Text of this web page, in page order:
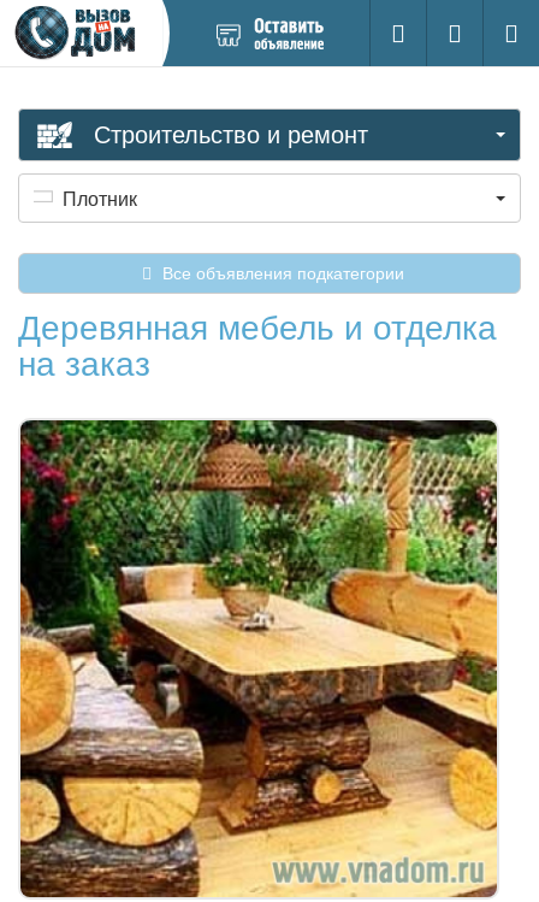
новое
Поиск
Вход на
Строительство и ремонт
Плотник
Все объявления подкатегории
Деревянная мебель и отделка
на заказ